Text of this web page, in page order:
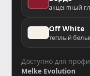
акцентный
Off White
теплый
Доступно для
Melke Evolution